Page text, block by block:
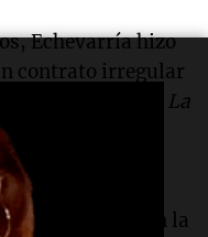
Echevarría hizo
contrato irregular
publicada por La
de
"Nadie puede
experiencia de
ves tantos en la